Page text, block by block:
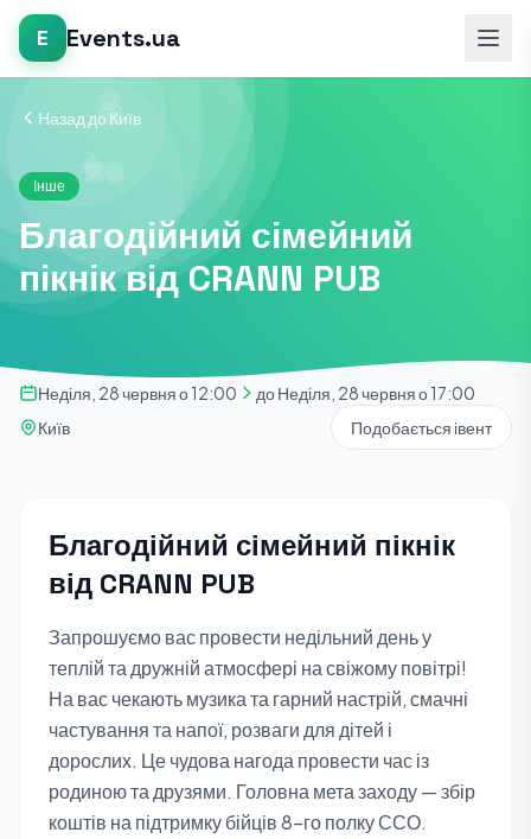
E Events.ua
Назад до Київ
Інше
Благодійний сімейний
пікнік від CRANN PUB
Неділя, 28 червня о 12:00
до Неділя, 28 червня о 17:00
Київ
Подобається івент
Благодійний сімейний пікнік
від CRANN PUB
Запрошуємо вас провести недільний день у
теплій та дружній атмосфері на свіжому повітрі!
На вас чекають музика та гарний настрій, смачні
частування та напої, розваги для дітей і
дорослих. Це чудова нагода провести час із
родиною та друзями. Головна мета заходу — збір
коштів на підтримку бійців 8-го полку ССО.